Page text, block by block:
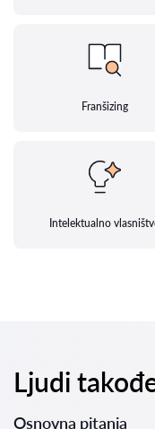
Franšizing
Intelektualno
Ljudi
Osnovna pitanja